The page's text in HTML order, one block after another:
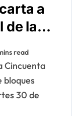
a
de la
CC
read
bloques
30 de